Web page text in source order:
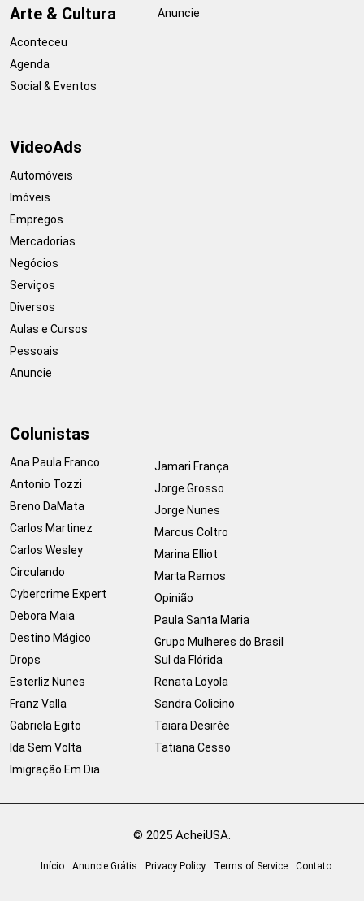
Arte & Cultura
Aconteceu
Agenda
Social & Eventos
Anuncie
VideoAds
Automóveis
Imóveis
Empregos
Mercadorias
Negócios
Serviços
Diversos
Aulas e Cursos
Pessoais
Anuncie
Colunistas
Ana Paula Franco
Antonio Tozzi
Breno DaMata
Carlos Martinez
Carlos Wesley
Circulando
Cybercrime Expert
Debora Maia
Destino Mágico
Drops
Esterliz Nunes
Franz Valla
Gabriela Egito
Ida Sem Volta
Imigração Em Dia
Jamari França
Jorge Grosso
Jorge Nunes
Marcus Coltro
Marina Elliot
Marta Ramos
Opinião
Paula Santa Maria
Grupo Mulheres do Brasil
Sul da Flórida
Renata Loyola
Sandra Colicino
Taiara Desirée
Tatiana Cesso
© 2025 AcheiUSA.
Início Anuncie Grátis Privacy Policy Terms of Service Contato